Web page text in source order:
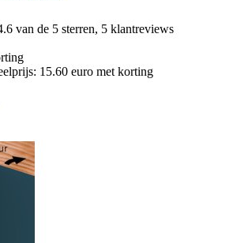
van de 5 sterren, 5 klantreviews
15.60 euro met korting